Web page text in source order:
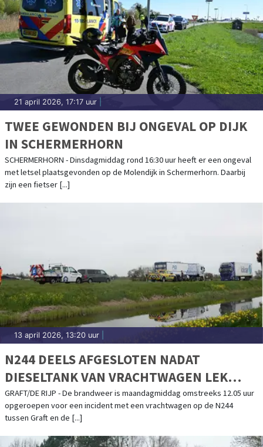
21 april 2026, 17:17 uur
TWEE GEWONDEN BIJ ONGEVAL OP DIJK
IN SCHERMERHORN
SCHERMERHORN - Dinsdagmiddag rond 16:30 uur heeft er een ongeval
met letsel plaatsgevonden op de Molendijk in Schermerhorn. Daarbij
zijn een fietser [...]
13 april 2026, 13:20 uur
N244 DEELS AFGESLOTEN NADAT
DIESELTANK VAN VRACHTWAGEN LEK
RAAKT
GRAFT/DE RIJP - De brandweer is maandagmiddag omstreeks 12.05 uur
opgeroepen voor een incident met een vrachtwagen op de N244
tussen Graft en de [...]